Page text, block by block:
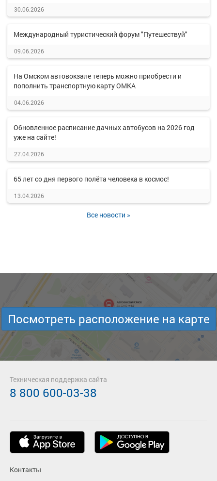
30.06.2026
Международный туристический форум "Путешествуй"
09.06.2026
На Омском автовокзале теперь можно приобрести и
пополнить транспортную карту ОМКА
04.06.2026
Обновленное расписание дачных автобусов на 2026 год
уже на сайте!
27.04.2026
65 лет со дня первого полёта человека в космос!
13.04.2026
Все новости »
Посмотреть расположение на карте
Контакты
Техническая поддержка сайта
8 800 600-03-38